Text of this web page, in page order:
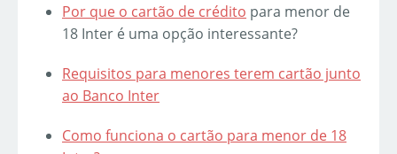
Por que o cartão de crédito para menor de
18 Inter é uma opção interessante?
Requisitos para menores terem cartão junto
ao Banco Inter
Como funciona o cartão para menor de 18